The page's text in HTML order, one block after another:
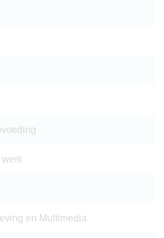
en Multimedia